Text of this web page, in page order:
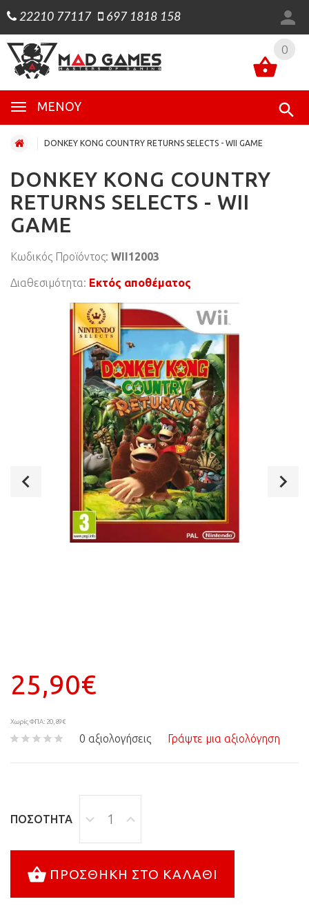
22210 77117 697 1818 158
0
ΜΕΝΟΎ
0
DONKEY KONG COUNTRY RETURNS SELECTS - WII GAME
DONKEY KONG COUNTRY
RETURNS SELECTS - WII
GAME
Κωδικός Προϊόντος: WII12003
Διαθεσιμότητα: Εκτός αποθέματος
25,90€
Χωρίς ΦΠΑ: 20,89€
0 αξιολογήσεις Γράψτε μια αξιολόγηση
ΠΟΣΌΤΗΤΑ
ΠΡΟΣΘΉΚΗ ΣΤΟ ΚΑΛΆΘΙ